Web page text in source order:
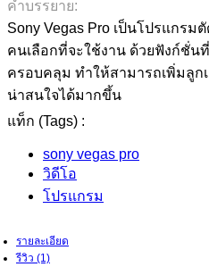
คำบรรยาย:
Sony Vegas Pro เป็นโปรแกร
คนเลือกที่จะใช้งาน ด้วยฟังก์ชั่น
ครอบคลุม ทำให้สามารถเพิ่มลู
น่าสนใจได้มากขึ้น
แท็ก (Tags) :
sony vegas pro
วิดีโอ
โปรแกรม
รายละเอียด
รีวิว (1)